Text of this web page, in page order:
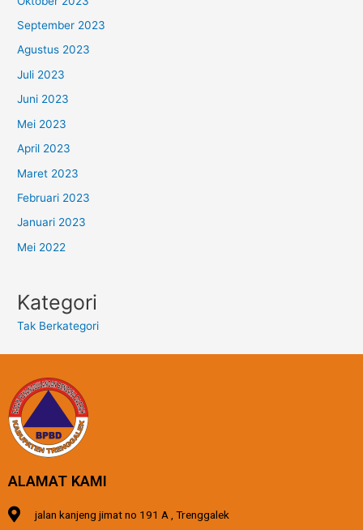
September 2023
Agustus 2023
Juli 2023
Juni 2023
Mei 2023
April 2023
Maret 2023
Februari 2023
Januari 2023
Mei 2022
Kategori
Tak Berkategori
ALAMAT KAMI
jalan kanjeng jimat no 191 A , Trenggalek